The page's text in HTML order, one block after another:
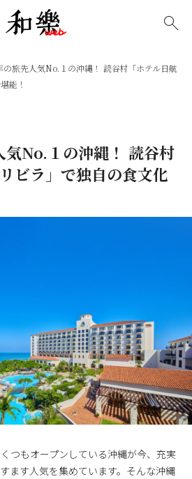
の旅先人気No.１の沖縄！ 読谷村「ホテル日航
能！
No.１の沖縄！ 読谷村
ビラ」で独自の食文化
つもオープンしている沖縄が今、充実
ます人気を集めています。そんな沖縄